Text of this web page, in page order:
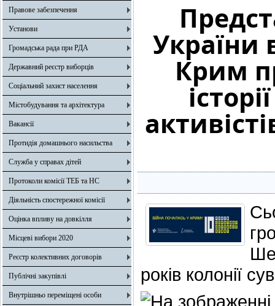
Правове забезпечення
Установи
Громадська рада при РДА
Державний реєстр виборців
Соціальний захист населення
Містобудування та архітектура
Вакансії
Протидія домашнього насильства
Служба у справах дітей
Протоколи комісії ТЕБ та НС
Діяльність спостережної комісії
Оцінка впливу на довкілля
Місцеві вибори 2020
Реєстр колективних договорів
Публічні закупівлі
Внутрішньо переміщені особи
України
Крим
років колонії